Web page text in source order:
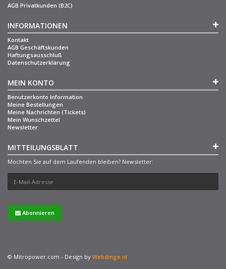
AGB Privatkunden (B2C)
INFORMATIONEN
Kontakt
AGB Geschäftskunden
Haftungsausschluß
Datenschutzerklärung
MEIN KONTO
Benutzerkonto Information
Meine Bestellungen
Meine Nachrichten (Tickets)
Mein Wunschzettel
Newsletter
MITTEILUNGSBLATT
Möchten Sie auf dem Laufenden bleiben? Newsletter:
Abonnieren
© Mitropower.com - Design by Webdinge.nl